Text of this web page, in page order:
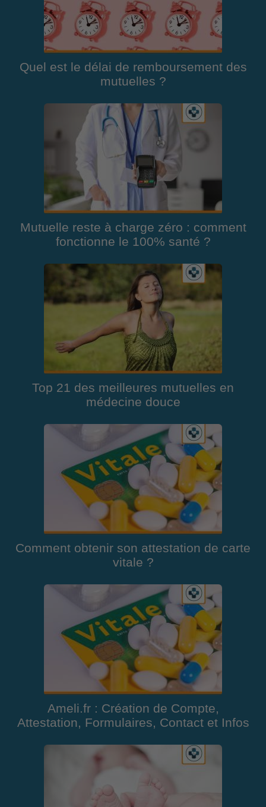
Quel est le délai de remboursement des
mutuelles ?
Mutuelle reste à charge zéro : comment
fonctionne le 100% santé ?
Top 21 des meilleures mutuelles en
médecine douce
Comment obtenir son attestation de carte
vitale ?
Ameli.fr : Création de Compte,
Attestation, Formulaires, Contact et Infos